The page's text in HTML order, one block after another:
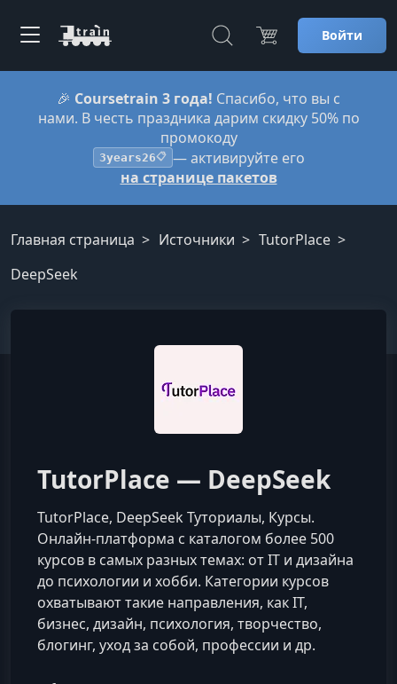
Войти
🎉 Coursetrain 3 года! Спасибо, что вы с
нами. В честь праздника дарим скидку 50% по
промокоду
3years26📋 — активируйте его
на странице пакетов
Главная страница Источники
TutorPlace
DeepSeek
TutorPlace — DeepSeek
TutorPlace, DeepSeek Туториалы, Курсы.
Онлайн-платформа с каталогом более 500
курсов в самых разных темах: от IT и дизайна
до психологии и хобби. Категории курсов
охватывают такие направления, как IT,
бизнес, дизайн, психология, творчество,
блогинг, уход за собой, профессии и др.